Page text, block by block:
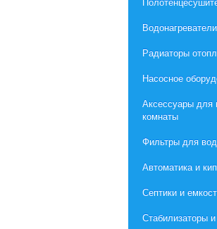
Водонагреватели
Радиаторы
Насосное
Aксессуары для
комнаты
Фильтры для
Автоматика и кип
Септики и
Стабилизаторы